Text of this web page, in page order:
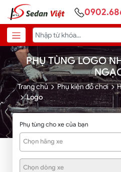
PHỤ TÙNG LOGO
Trang chủ Phụ kiện đồ chơi
Logo
Phụ tùng cho xe của bạn
Chọn hãng xe
Chọn dòng xe